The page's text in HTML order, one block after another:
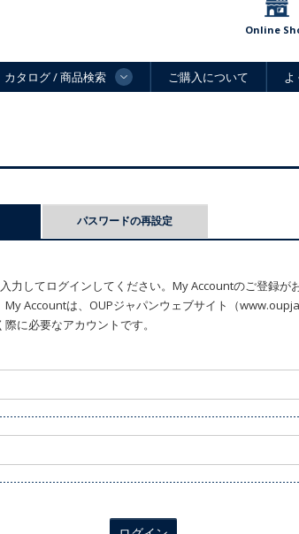
Online
カタログ / 商品検索 ご購入について よ
パスワードの再設定
力してログインしてください。My Accountのご登録が
Accountは、OUPジャパンウェブサイト（
に必要なアカウントです。